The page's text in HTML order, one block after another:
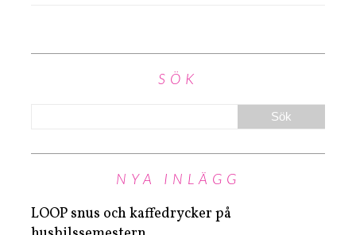
SÖK
NYA INLÄGG
LOOP snus och kaffedrycker på